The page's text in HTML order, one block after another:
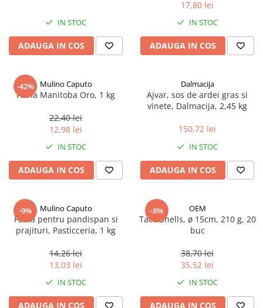
Sare de mare din Marea Nordului
Sare de mare din Oceanele Pacific
si Indian
Portugalia
Sare de roca
Sare speciala
Terine si placinte
Uleiuri speciale/presate la rece
Ulei de masline extravirgin
Ulei Gewurzgarten
Ulei Huilerie Beaujolaise
Ulei Huileries du Berry
Uleiuri aromatizate
Prajitore paine
Gratare
IN STOC
ADAUGA IN COS
17,80 lei
IN STOC
ADAUGA IN COS
-42% Mulino Caputo
Faina Manitoba Oro, 1 kg
22,40 lei
12,98 lei
IN STOC
ADAUGA IN COS
Dalmacija
Ajvar, sos de ardei gras si
vinete, Dalmacija, 2,45 kg
150,72 lei
IN STOC
ADAUGA IN COS
-9% Mulino Caputo
Faina pentru pandispan si
prajituri, Pasticceria, 1 kg
14,26 lei
13,03 lei
IN STOC
ADAUGA IN COS
-8% OEM
Taco Shells, ø 15cm, 210 g, 20
buc
38,70 lei
35,52 lei
IN STOC
ADAUGA IN COS